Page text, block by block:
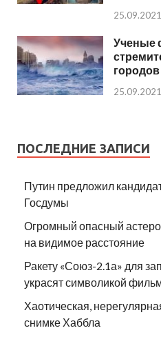
25.09.2021
Ученые
25.09.2021
ПОСЛЕДНИЕ ЗАПИСИ
Путин предложил
Госдумы
Огромный опасный
на видимое расстояние
Ракету «Союз-2.1а» для
украсят символикой
Хаотическая,
снимке Хаббла